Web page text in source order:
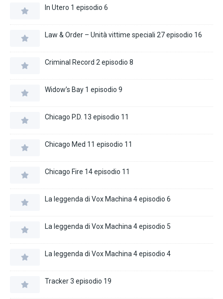
In Utero 1 episodio 6
Law & Order – Unità vittime speciali 27 episodio 16
Criminal Record 2 episodio 8
Widow’s Bay 1 episodio 9
Chicago P.D. 13 episodio 11
Chicago Med 11 episodio 11
Chicago Fire 14 episodio 11
La leggenda di Vox Machina 4 episodio 6
La leggenda di Vox Machina 4 episodio 5
La leggenda di Vox Machina 4 episodio 4
Tracker 3 episodio 19